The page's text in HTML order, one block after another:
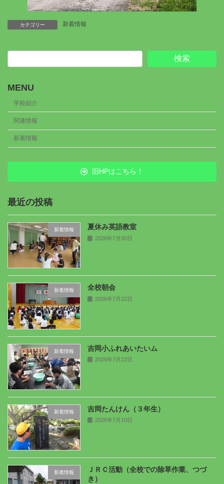
カテゴリー 新着情報
検索
MENU
学校紹介
関連情報
新着情報
旧HPはこちら！
最近の投稿
新着情報 夏休み英語教室
2026年7月30日
新着情報 全校朝会
2026年7月22日
新着情報 吉岡小ふれあいたいム
2026年7月22日
新着情報 吉岡たんけん（３年生）
2026年7月10日
新着情報
ＪＲＣ活動（全校での除草作業、つづ
き）